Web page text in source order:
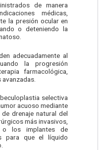
de manera
médicas,
la presión ocular en
o deteniendo la
adecuadamente al
la progresión
farmacológica,
selectiva
acuoso mediante
drenaje natural del
más invasivos,
o los implantes de
para que el líquido